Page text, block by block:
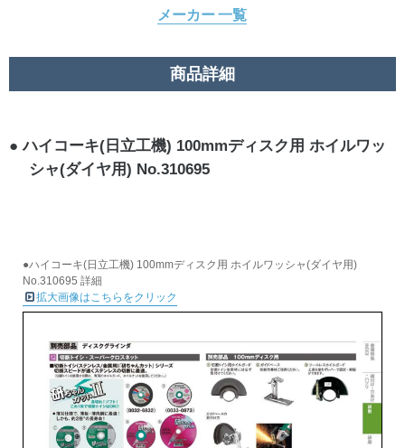
メーカー 一覧
商品詳細
ハイコーキ(日立工機) 100mmディスク用 ホイルワッ
シャ(ダイヤ用) No.310695
●ハイコーキ(日立工機) 100mmディスク用 ホイルワッシャ(ダイヤ用)
No.310695 詳細
拡大画像はこちらをクリック